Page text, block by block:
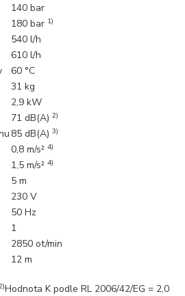
140 bar
180 bar 1)
540 l/h
610 l/h
60 °C
31 kg
2,9 kW
71 dB(A)2)
85 dB(A)3)
0,8 m/s²4)
1,5 m/s²4)
5 m
230 V
50 Hz
1
2850 ot/min
12 m
Hodnota K podle RL 2006/42/EG = 2,0